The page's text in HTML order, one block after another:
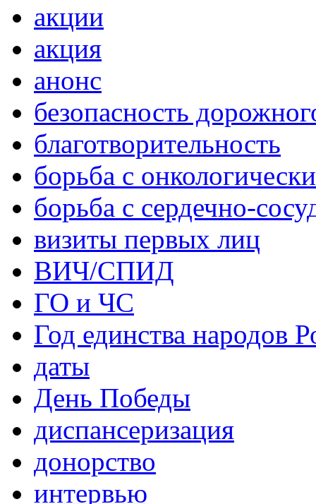
акции
акция
анонс
безопасность
благотворительность
борьба с
борьба с сердечно-
визиты первых лиц
ВИЧ/СПИД
ГО и ЧС
Год единства народов
даты
День Победы
диспансеризация
донорство
интервью